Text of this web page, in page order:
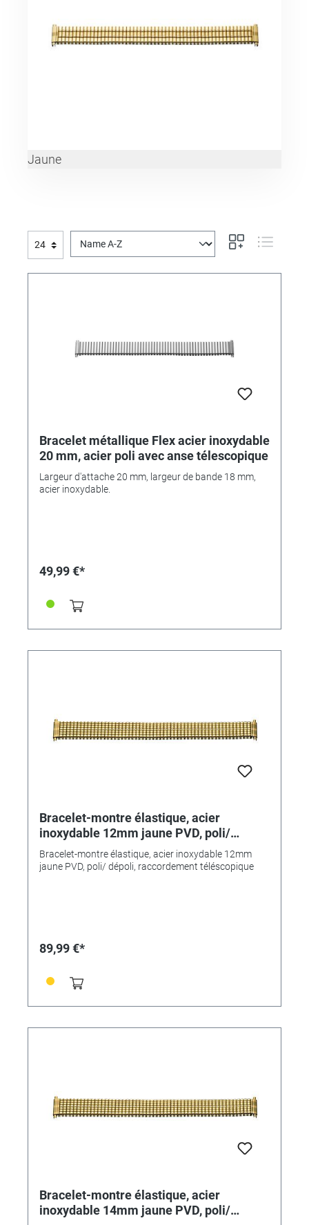
Jaune
Bracelet métallique Flex acier inoxydable
20 mm, acier poli avec anse télescopique
Largeur d'attache 20 mm, largeur de bande 18 mm,
acier inoxydable.
49,99 €*
Bracelet-montre élastique, acier
inoxydable 12mm jaune PVD, poli/
dépoli, raccordement téléscopique
Bracelet-montre élastique, acier inoxydable 12mm
jaune PVD, poli/ dépoli, raccordement téléscopique
89,99 €*
Bracelet-montre élastique, acier
inoxydable 14mm jaune PVD, poli/